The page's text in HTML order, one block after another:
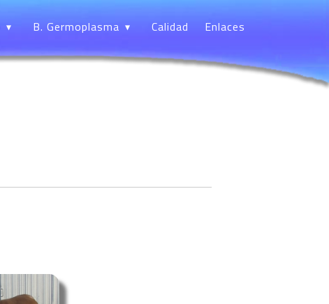
B. Germoplasma Calidad Enlaces